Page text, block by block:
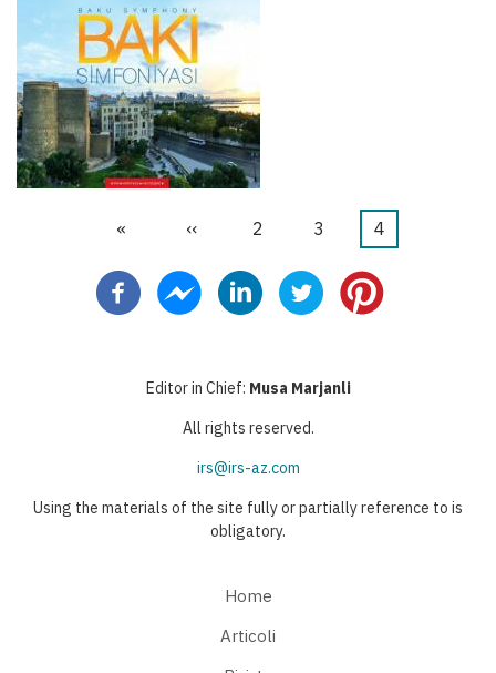
Prima
«
Pagina
‹‹ Pagina
2 Pagina
3
Pagina
4
Editor in Chief: Musa Marjanli
All rights reserved.
irs@irs-az.com
Using the materials of the site fully or partially reference to is
obligatory.
Home
Articoli